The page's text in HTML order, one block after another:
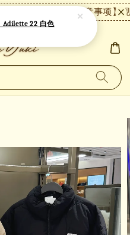
自动取消。 【注意事项】
Adilette 22 白色